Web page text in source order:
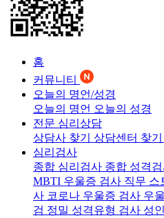
홈
커뮤니티
오늘의 명언/성경
오늘의 명언 오늘의 성경
전문 심리상담
상담사 찾기 상담센터 찾기
심리검사
종합 심리검사 종합 성격
MBTI 우울증 검사 직무 스
사 코로나 우울증 검사 우
검 정밀 성격유형 검사 성